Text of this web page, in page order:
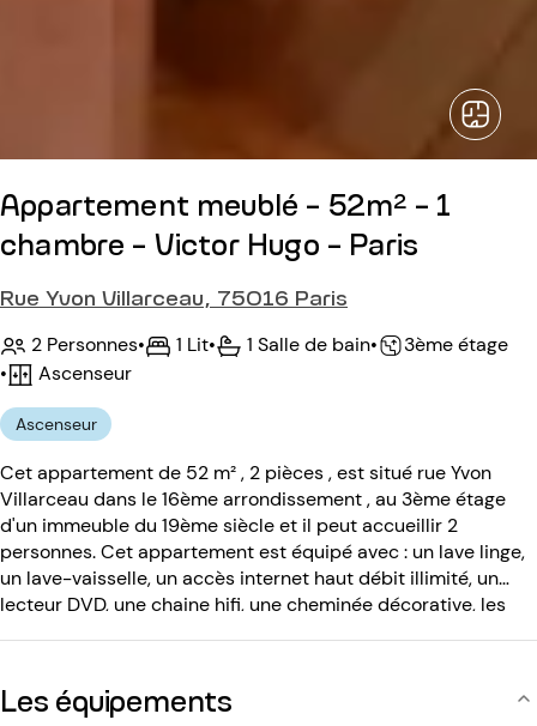
Appartement meublé - 52m² - 1
chambre - Victor Hugo - Paris
Rue Yvon Villarceau, 75016 Paris
2 Personnes• 1 Lit• 1 Salle de bain•
3ème étage
•
Ascenseur
Ascenseur
Cet appartement de 52 m² , 2 pièces , est situé rue Yvon
Villarceau dans le 16ème arrondissement , au 3ème étage
d'un immeuble du 19ème siècle et il peut accueillir 2
personnes. Cet appartement est équipé avec : un lave linge,
un lave-vaisselle, un accès internet haut débit illimité, un
lecteur DVD, une chaine hifi, une cheminée décorative, les
Les équipements